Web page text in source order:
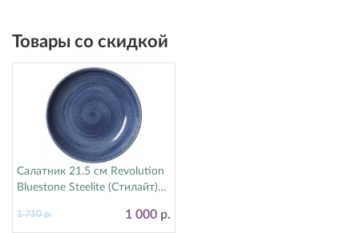
Товары со скидкой
Салатник 21.5 см Revolution
Bluestone Steelite (Стилайт)
1 000 р.
1 710 р.